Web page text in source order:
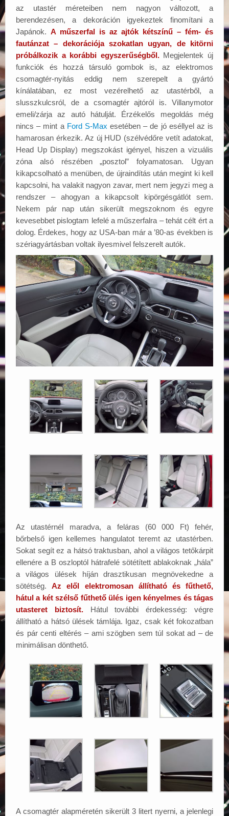
az utastér méreteiben nem nagyon változott, a
berendezésen, a dekoráción igyekeztek finomítani a
Japánok. A műszerfal is az ajtók kétszínű – fém- és
fautánzat – dekorációja szokatlan ugyan, de kitörni
próbálkozik a korábbi egyszerűségből. Megjelentek új
funkciók és hozzá társuló gombok is, az elektromos
csomagtér-nyitás eddig nem szerepelt a gyártó
kínálatában, ez most vezérelhető az utastérből, a
slusszkulcsról, de a csomagtér ajtóról is. Villanymotor
emeli/zárja az autó hátulját. Érzékelős megoldás még
nincs – mint a Ford S-Max esetében – de jó eséllyel az is
hamarosan érkezik. Az új HUD (szélvédőre vetít adatokat,
Head Up Display) megszokást igényel, hiszen a vizuális
zóna alsó részében „posztol” folyamatosan. Ugyan
kikapcsolható a menüben, de újraindítás után megint ki kell
kapcsolni, ha valakit nagyon zavar, mert nem jegyzi meg a
rendszer – ahogyan a kikapcsolt kipörgésgátlót sem.
Nekem pár nap után sikerült megszoknom és egyre
kevesebbet pislogtam lefelé a műszerfalra – tehát célt ért a
dolog. Érdekes, hogy az USA-ban már a ’80-as években is
szériagyártásban voltak ilyesmivel felszerelt autók.
Az utastérnél maradva, a feláras (60 000 Ft) fehér,
bőrbelső igen kellemes hangulatot teremt az utastérben.
Sokat segít ez a hátsó traktusban, ahol a világos tetőkárpit
ellenére a B oszloptól hátrafelé sötétített ablakoknak „hála”
a világos ülések híján drasztikusan megnövekedne a
sötétség.Az elől elektromosan állítható és fűthető,
hátul a két szélső fűthető ülés igen kényelmes és tágas
utasteret biztosít.Hátul további érdekesség: végre
állítható a hátsó ülések támlája. Igaz, csak két fokozatban
és pár centi eltérés – ami szögben sem túl sokat ad – de
minimálisan dönthető.
A csomagtér alapméretén sikerült 3 litert nyerni, a jelenlegi